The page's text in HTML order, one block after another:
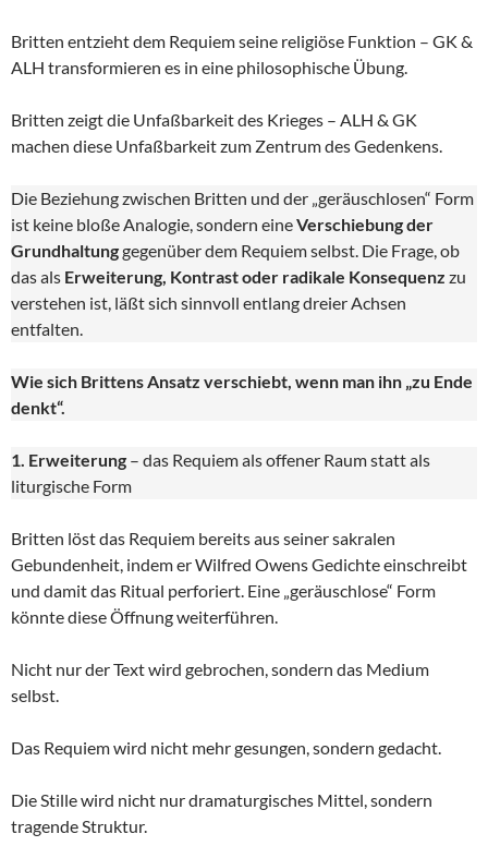
Britten entzieht dem Requiem seine religiöse Funktion – GK &
ALH transformieren es in eine philosophische Übung.
Britten zeigt die Unfaßbarkeit des Krieges – ALH & GK
machen diese Unfaßbarkeit zum Zentrum des Gedenkens.
Die Beziehung zwischen Britten und der „geräuschlosen“ Form
ist keine bloße Analogie, sondern eineVerschiebung der
Grundhaltunggegenüber dem Requiem selbst. Die Frage, ob
das als Erweiterung, Kontrast oder radikale Konsequenz zu
verstehen ist, läßt sich sinnvoll entlang dreier Achsen
entfalten.
Wie sich Brittens Ansatz verschiebt, wenn man ihn „zu Ende
denkt“.
1. Erweiterung – das Requiem als offener Raum statt als
liturgische Form
Britten löst das Requiem bereits aus seiner sakralen
Gebundenheit, indem er Wilfred Owens Gedichte einschreibt
und damit das Ritual perforiert. Eine „geräuschlose“ Form
könnte diese Öffnung weiterführen.
Nicht nur der Text wird gebrochen, sondern das Medium
selbst.
Das Requiem wird nicht mehr gesungen, sondern gedacht.
Die Stille wird nicht nur dramaturgisches Mittel, sondern
tragende Struktur.